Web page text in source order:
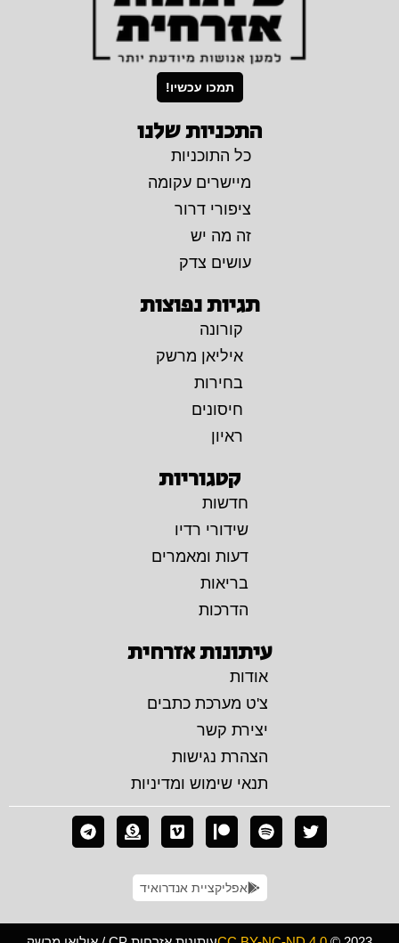
תמכו עכשיו!
התכניות שלנו
כל התוכניות
מיישרים עקומה
ציפורי דרור
זה מה יש
עושים צדק
תגיות נפוצות
קורונה
איליאן מרשק
בחירות
חיסונים
ראיון
קטגוריות
חדשות
שידורי רדיו
דעות ומאמרים
בריאות
הדרכות
עיתונות אזרחית
אודות
צ'ט מערכת כתבים
יצירת קשר
הצהרת נגישות
תנאי שימוש ומדיניות
אפליקציית אנדרואיד